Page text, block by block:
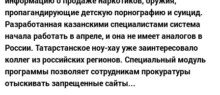
пропагандирующие детскую порнографию и суицид.
Разработанная казанскими специалистами система
начала работать в апреле, и она не имеет аналогов в
России. Татарстанское ноу-хау уже заинтересовало
коллег из российских регионов. Специальный модуль
программы позволяет сотрудникам прокуратуры
отыскивать запрещенные сайты...